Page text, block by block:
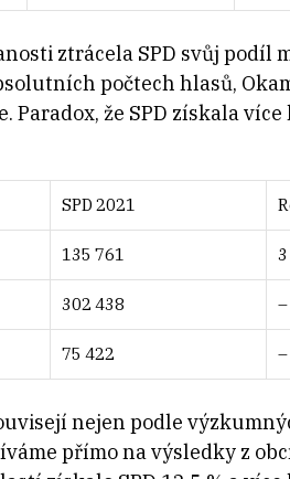
ztrácela SPD svůj podíl
počtech hlasů,
že SPD získala více
SPD 2021
135 761
302 438
75 422
nejen podle
přímo na výsledky z